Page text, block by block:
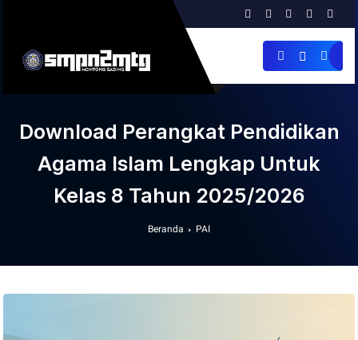
Download Perangkat Pendidikan
Agama Islam Lengkap Untuk
Kelas 8 Tahun 2025/2026
Beranda PAI